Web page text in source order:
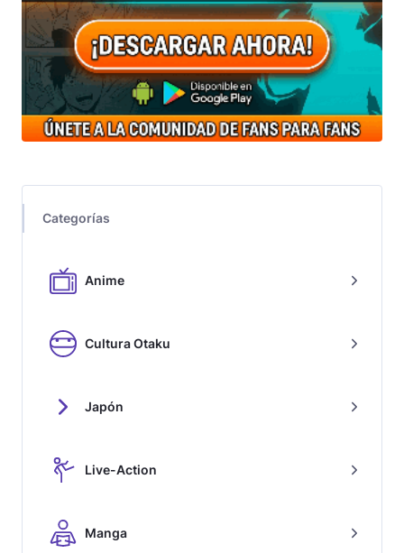
Categorías
Anime
Cultura Otaku
Japón
Live-Action
Manga